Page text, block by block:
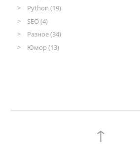
Python (19)
SEO (4)
Разное (34)
Юмор (13)
↑